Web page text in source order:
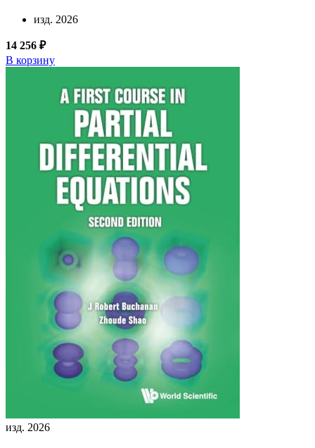
изд. 2026
14 256 ₽
В корзину
изд. 2026